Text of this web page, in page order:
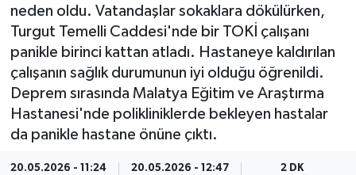
neden oldu. Vatandaşlar sokaklara dökülürken,
Turgut Temelli Caddesi'nde bir TOKİ çalışanı
panikle birinci kattan atladı. Hastaneye kaldırılan
çalışanın sağlık durumunun iyi olduğu öğrenildi.
Deprem sırasında Malatya Eğitim ve Araştırma
Hastanesi'nde polikliniklerde bekleyen hastalar
da panikle hastane önüne çıktı.
20.05.2026 - 11:24 20.05.2026 - 12:47 2 DK